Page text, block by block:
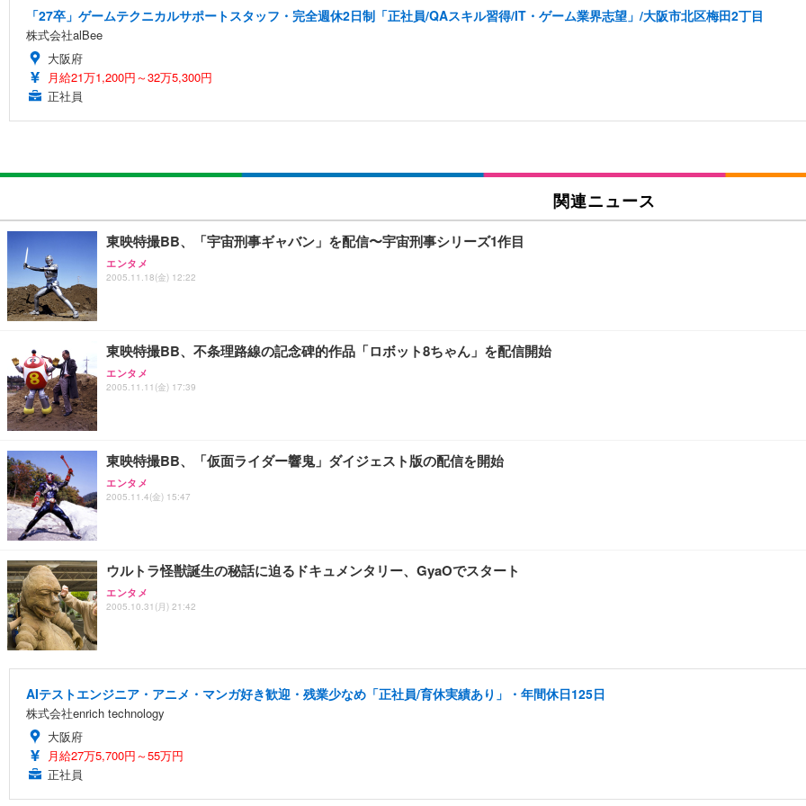
「27卒」ゲームテクニカルサポートスタッフ・完全週休2日制「正社員/QAスキル習得/IT・ゲーム業界志望」/大阪市北区梅田2丁目
株式会社alBee
大阪府
月給21万1,200円～32万5,300円
正社員
関連ニュース
東映特撮BB、「宇宙刑事ギャバン」を配信〜宇宙刑事シリーズ1作目
エンタメ
2005.11.18(金) 12:22
東映特撮BB、不条理路線の記念碑的作品「ロボット8ちゃん」を配信開始
エンタメ
2005.11.11(金) 17:39
東映特撮BB、「仮面ライダー響鬼」ダイジェスト版の配信を開始
エンタメ
2005.11.4(金) 15:47
ウルトラ怪獣誕生の秘話に迫るドキュメンタリー、GyaOでスタート
エンタメ
2005.10.31(月) 21:42
AIテストエンジニア・アニメ・マンガ好き歓迎・残業少なめ「正社員/育休実績あり」・年間休日125日
株式会社enrich technology
大阪府
月給27万5,700円～55万円
正社員